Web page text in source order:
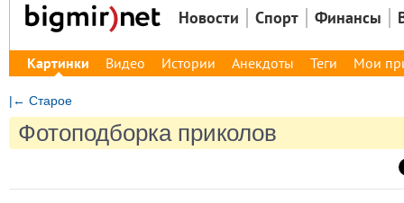
Новости Спорт Финансы
Картинки Видео Истории Анекдоты Теги Мои
|← Старое
Фотоподборка приколов